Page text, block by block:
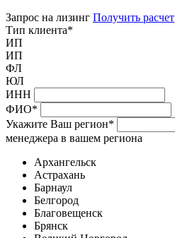
Запрос на лизинг Получить расчет
Тип клиента*
ИП
ИП
ФЛ
ЮЛ
ИНН
ФИО*
Укажите Ваш регион*
менеджера в вашем региона
Архангельск
Астрахань
Барнаул
Белгород
Благовещенск
Брянск